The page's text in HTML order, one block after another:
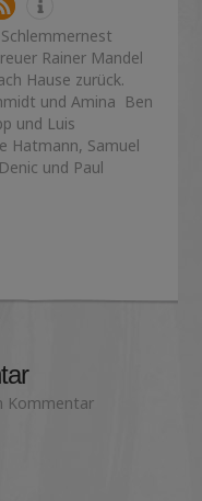
Rainer Mandel
Hause zurück.
und Amina Ben
und Luis
Hatmann, Samuel
und Paul
Kommentar